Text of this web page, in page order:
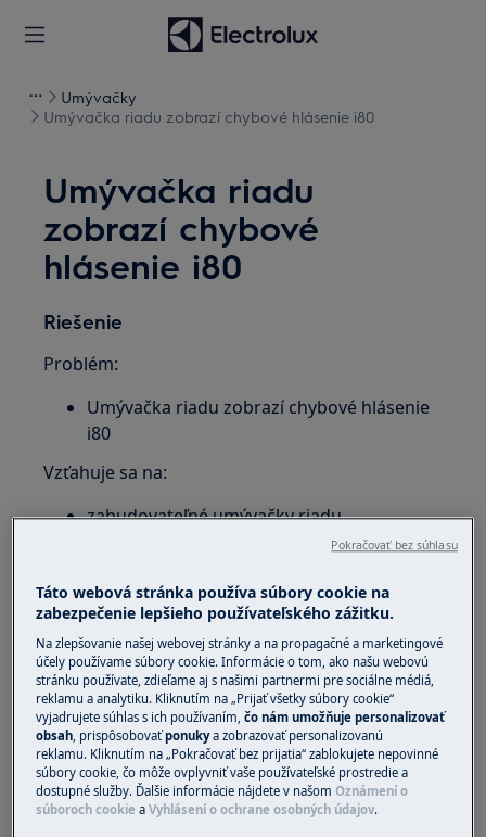
Umývačky
Umývačka riadu zobrazí chybové hlásenie i80
Umývačka riadu
zobrazí chybové
hlásenie i80
Riešenie
Problém:
Umývačka riadu zobrazí chybové hlásenie
i80
Vzťahuje sa na:
zabudovateľné umývačky riadu
Riešenie:
1. Spotrebič resetujte
Odpojte umývačku riadu, počkajte 1
minútu a opäť ju zapojte.
Tiež môžete vypnúť prúd pomocou
poistiek či ističa.
Ak ste vytiahli spotrebič a potom ho opäť
zasunuli na miesto, je dôležité sa uistiť, že
nie sú zalomené ani stlačené žiadne hadice
Táto webová stránka používa súbory cookie na
zabezpečenie lepšieho používateľského zážitku.
Na zlepšovanie našej webovej stránky a na propagačné a marketingové
účely používame súbory cookie. Informácie o tom, ako našu webovú
stránku používate, zdieľame aj s našimi partnermi pre sociálne médiá,
reklamu a analytiku. Kliknutím na „Prijať všetky súbory cookie“
vyjadrujete súhlas s ich používaním,čo nám umožňuje personalizovať
obsah , prispôsobovaťponukya zobrazovať personalizovanú
reklamu. Kliknutím na „Pokračovať bez prijatia“ zablokujete nepovinné
súbory cookie, čo môže ovplyvniť vaše používateľské prostredie a
dostupné služby. Ďalšie informácie nájdete v našomOznámení o
súboroch cookie aVyhlásení o ochrane osobných údajov.
Pokračovať bez súhlasu